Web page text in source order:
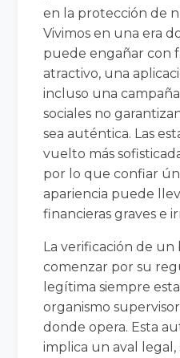
en la protección de
Vivimos en una era
puede engañar con
atractivo, una
incluso una
sociales no
sea auténtica. Las
vuelto más
por lo que confiar
apariencia puede
financieras graves e
La verificación de un
comenzar por su
legítima siempre
organismo
donde opera. Esta
implica un aval legal,